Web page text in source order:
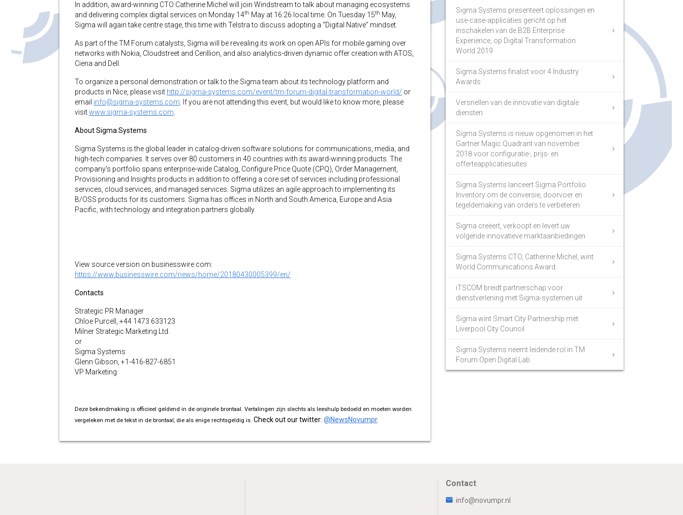
In addition, award-winning CTO Catherine Michel will join Windstream to talk about managing ecosystems
and delivering complex digital services on Monday 14th May at 16:26 local time. On Tuesday 15th May,
Sigma will again take centre stage, this time with Telstra to discuss adopting a “Digital Native” mindset.
As part of the TM Forum catalysts, Sigma will be revealing its work on open APIs for mobile gaming over
networks with Nokia, Cloudstreet and Cerillion, and also analytics-driven dynamic offer creation with ATOS,
Ciena and Dell.
To organize a personal demonstration or talk to the Sigma team about its technology platform and
products in Nice, please visit http://sigma-systems.com/event/tm-forum-digital-transformation-world/ or
email info@sigma-systems.com . If you are not attending this event, but would like to know more, please
visitwww.sigma-systems.com
About Sigma Systems
Sigma Systems is the global leader in catalog-driven software solutions for communications, media, and
high-tech companies. It serves over 80 customers in 40 countries with its award-winning products. The
company’s portfolio spans enterprise-wide Catalog, Configure Price Quote (CPQ), Order Management,
Provisioning and Insights products in addition to offering a core set of services including professional
services, cloud services, and managed services. Sigma utilizes an agile approach to implementing its
B/OSS products for its customers. Sigma has offices in North and South America, Europe and Asia
Pacific, with technology and integration partners globally.
View source version on businesswire.com:
https://www.businesswire.com/news/home/20180430005399/en/
Contacts
Strategic PR Manager
Chloe Purcell, +44 1473 633123
Milner Strategic Marketing Ltd.
or
Sigma Systems
Glenn Gibson, +1-416-827-6851
VP Marketing
Deze bekendmaking is officieel geldend in de originele brontaal. Vertalingen zijn slechts als leeshulp bedoeld en moeten worden
vergeleken met de tekst in de brontaal, die als enige rechtsgeldig is. Check out our twitter: @NewsNovumpr
Sigma Systems presenteert oplossingen en
use-case-applicaties gericht op het
inschakelen van de B2B Enterprise
Experience, op Digital Transformation
World 2019
Sigma Systems finalist voor 4 Industry
Awards
Versnellen van de innovatie van digitale
diensten
Sigma Systems is nieuw opgenomen in het
Gartner Magic Quadrant van november
2018 voor configuratie-, prijs- en
offerteapplicatiesuites
Sigma Systems lanceert Sigma Portfolio
Inventory om de conversie, doorvoer en
tegeldemaking van orders te verbeteren
Sigma creëert, verkoopt en levert uw
volgende innovatieve marktaanbiedingen
Sigma Systems CTO, Catherine Michel, wint
World Communications Award
iTSCOM breidt partnerschap voor
dienstverlening met Sigma-systemen uit
Sigma wint Smart City Partnership met
Liverpool City Council
Sigma Systems neemt leidende rol in TM
Forum Open Digital Lab
Contact
info@novumpr.nl